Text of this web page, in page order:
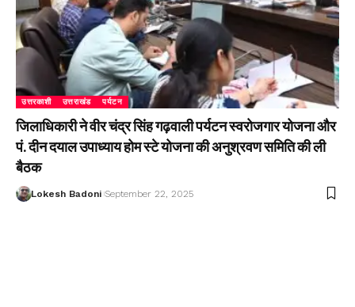
उत्तरकाशी उत्तराखंड पर्यटन
जिलाधिकारी ने वीर चंद्र सिंह गढ़वाली पर्यटन स्वरोजगार योजना और
पं. दीन दयाल उपाध्याय होम स्टे योजना की अनुश्रवण समिति की ली
बैठक
Lokesh Badoni September 22, 2025